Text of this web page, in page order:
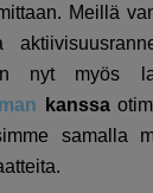
Meillä
nyt myös
kanssa
samalla